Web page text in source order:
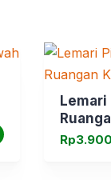
Kaca
Rp